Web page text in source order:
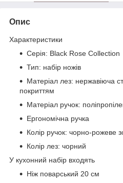
Опис
Характеристики
Серія: Black Rose Collection
Тип: набір ножів
Матеріал лез: нержавіюча
покриттям
Матеріал ручок:
Ергономічна ручка
Колір ручок: чорно-рожеве
Колір лез: чорний
У кухонний набір входять
Ніж поварський 20 см